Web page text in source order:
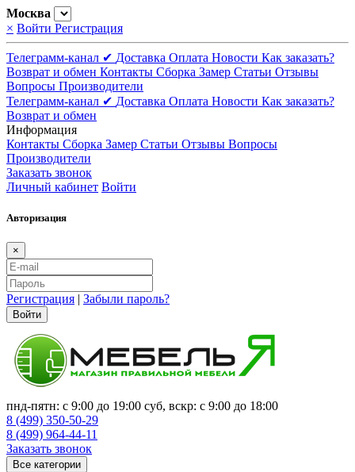
Москва
× Войти Регистрация
Телеграмм-канал ✔ Доставка Оплата Новости Как заказать?
Возврат и обмен Контакты Сборка Замер Статьи Отзывы
Вопросы Производители
Телеграмм-канал ✔ Доставка Оплата Новости Как заказать?
Возврат и обмен
Информация
Контакты Сборка Замер Статьи Отзывы Вопросы
Производители
Заказать звонок
Личный кабинет Войти
Авторизация
×
Регистрация | Забыли пароль?
Войти
пнд-пятн: с 9:00 до 19:00 суб, вскр: с 9:00 до 18:00
8 (499) 350-50-29
8 (499) 964-44-11
Заказать звонок
Все категории